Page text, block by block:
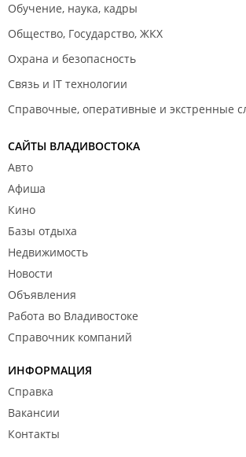
Обучение, наука, кадры
Общество, Государство, ЖКХ
Охрана и безопасность
Связь и IT технологии
Справочные, оперативные и экстренные
САЙТЫ ВЛАДИВОСТОКА
Авто
Афиша
Кино
Базы отдыха
Недвижимость
Новости
Объявления
Работа во Владивостоке
Справочник компаний
ИНФОРМАЦИЯ
Справка
Вакансии
Контакты